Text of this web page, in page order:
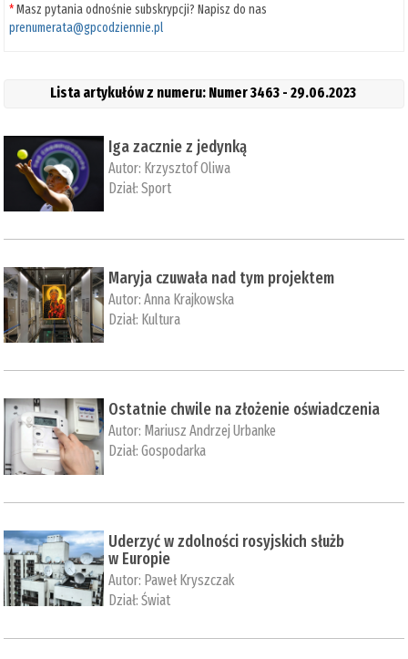
*Masz pytania odnośnie subskrypcji? Napisz do nas
prenumerata@gpcodziennie.pl
Lista artykułów z numeru: Numer 3463 - 29.06.2023
Iga zacznie z jedynką
Autor: Krzysztof Oliwa
Dział:Sport
Maryja czuwała nad tym projektem
Autor:Anna Krajkowska
Dział: Kultura
Ostatnie chwile na złożenie oświadczenia
Autor: Mariusz Andrzej Urbanke
Dział:Gospodarka
Uderzyć w zdolności rosyjskich służb
w Europie
Autor: Paweł Kryszczak
Dział:Świat